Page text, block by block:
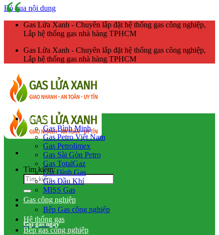
Bỏ qua nội dung
Gas Lửa Xanh - Chuyên lắp đặt hệ thống gas công nghiệp,
Lắp hệ thống gas nhà hàng TPHCM
Gas Lửa Xanh - Chuyên lắp đặt hệ thống gas công nghiệp,
Lắp hệ thống gas nhà hàng TPHCM
Tìm kiếm:
Gọi gas ngay
Giao gas
Gas Bình Minh
Gas Petro Việt Nam
Gas Petrolimex
Gas Sài Gòn Petro
Gas TotalGaz
Gia Đình Gas
Gas Dầu Khí
MISS Gas
Gas công nghiệp
Bếp Gas công nghiệp
Hệ thống gas
Bếp gas công nghiệp